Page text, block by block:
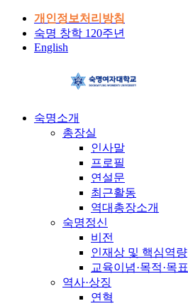
개인정보처리방침
숙명 창학 120주년
English
숙명소개
총장실
인사말
프로필
연설문
최근활동
역대총장소개
숙명정신
비전
인재상 및 핵심역량
교육이념·목적·목표
역사·상징
연혁